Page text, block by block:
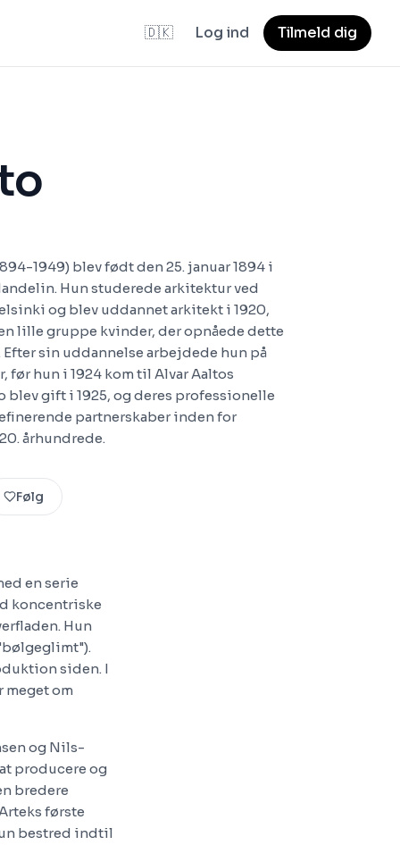
🇩🇰 Log ind Tilmeld dig
1949) blev født den 25. januar 1894 i
Hun studerede arkitektur ved
og blev uddannet arkitekt i 1920,
lille gruppe kvinder, der opnåede dette
sin uddannelse arbejdede hun på
før hun i 1924 kom til Alvar Aaltos
blev gift i 1925, og deres professionelle
partnerskaber inden for
århundrede.
Følg
en serie
koncentriske
Hun
siden. I
meget om
og Nils-
producere og
bredere
første
bestred indtil